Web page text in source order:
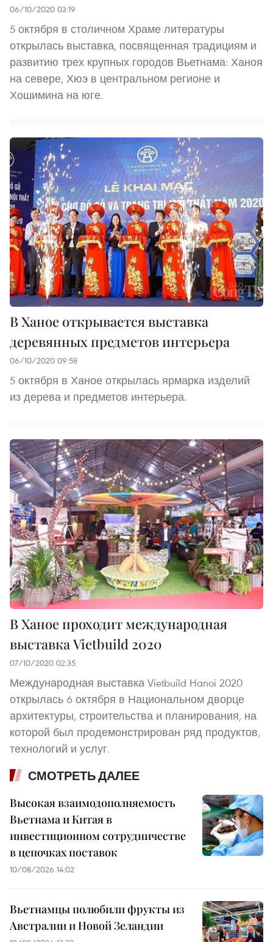
06/10/2020 03:19
5 октября в столичном Храме литературы
открылась выставка, посвященная традициям и
развитию трех крупных городов Вьетнама: Ханоя
на севере, Хюэ в центральном регионе и
Хошимина на юге.
В Ханое открывается выставка
деревянных предметов интерьера
06/10/2020 09:58
5 октября в Ханое открылась ярмарка изделий
из дерева и предметов интерьера.
В Ханое проходит международная
выставка Vietbuild 2020
07/10/2020 02:35
Международная выставка Vietbuild Hanoi 2020
открылась 6 октября в Национальном дворце
архитектуры, строительства и планирования, на
которой был продемонстрирован ряд продуктов,
технологий и услуг.
СМОТРЕТЬ ДАЛЕЕ
Высокая взаимодополняемость
Вьетнама и Китая в
инвестиционном сотрудничестве
в цепочках поставок
10/08/2026 14:02
Вьетнамцы полюбили фрукты из
Австралии и Новой Зеландии